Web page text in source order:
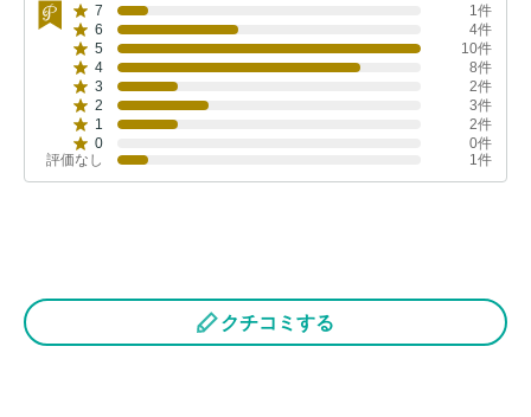
7
1件
6
4件
5
10件
4
8件
3
2件
2
3件
1
2件
0
0件
評価なし
1件
クチコミする